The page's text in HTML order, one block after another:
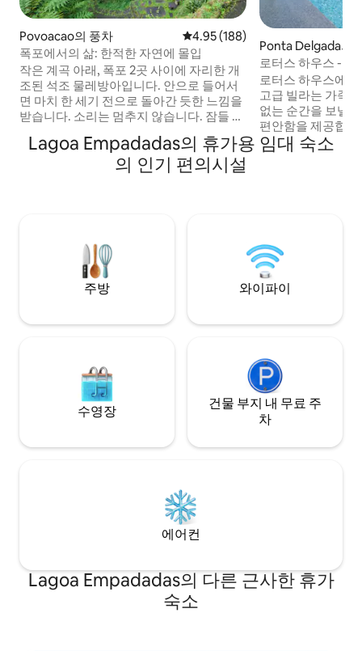
Povoacao의 풍차 평점 4.95점(5점 만점), 후기 188
4.95 (188)
폭포에서의 삶: 한적한 자연에 몰입
작은 계곡 아래, 폭포 2곳 사이에 자리한 개
조된 석조 물레방아입니다. 안으로 들어서
면 마치 한 세기 전으로 돌아간 듯한 느낌을
받습니다. 소리는 멈추지 않습니다. 잠들 때
입니다. 위쪽의 오래된 다리에 차를 주차하
고 짧은 소박한 길을 따라 내려가면 아래에
숙소가 펼쳐집니다. 100미터 뒤에는 두 개
Ponta Delgada의
로터스 하우스 - 해
및 자쿠지
로터스 하우스에
고급 빌라는 가족
없는 순간을 보낼
편안함을 제공합
장이나 자쿠지에
큐 시설에서 식사
Lagoa Empadadas의 휴가용 임대 숙소
의 인기 편의시설
주방 와이파이
수영장
건물 부지 내 무료 주
차
에어컨
Lagoa Empadadas의 다른 근사한 휴가
숙소